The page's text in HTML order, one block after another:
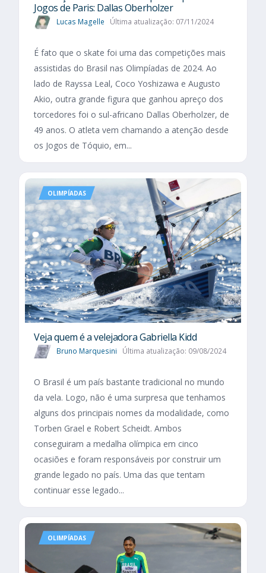
Jogos de Paris: Dallas Oberholzer
Lucas Magelle Última atualização: 07/11/2024
É fato que o skate foi uma das competições mais
assistidas do Brasil nas Olimpíadas de 2024. Ao
lado de Rayssa Leal, Coco Yoshizawa e Augusto
Akio, outra grande figura que ganhou apreço dos
torcedores foi o sul-africano Dallas Oberholzer, de
49 anos. O atleta vem chamando a atenção desde
os Jogos de Tóquio, em...
OLIMPÍADAS
Veja quem é a velejadora Gabriella Kidd
Bruno Marquesini Última atualização: 09/08/2024
O Brasil é um país bastante tradicional no mundo
da vela. Logo, não é uma surpresa que tenhamos
alguns dos principais nomes da modalidade, como
Torben Grael e Robert Scheidt. Ambos
conseguiram a medalha olímpica em cinco
ocasiões e foram responsáveis por construir um
grande legado no país. Uma das que tentam
continuar esse legado...
OLIMPÍADAS